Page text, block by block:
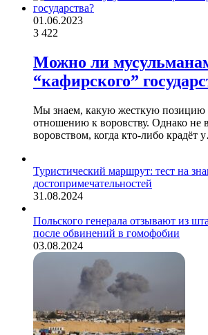
01.06.2023
3 422
Можно ли
“кафирского”
Мы знаем, какую жесткую позицию
отношению к воровству. Однако не
воровством, когда кто-либо крадёт
Туристический маршрут: тест на
достопримечательностей
31.08.2024
Польского генерала отзывают из
после обвинений в гомофобии
03.08.2024